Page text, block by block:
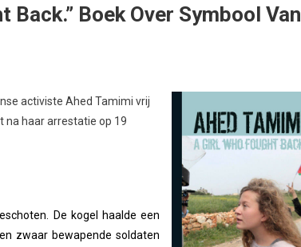
Back.” Boek Over Symbool Van
activiste Ahed Tamimi vrij
na haar arrestatie op 19
De kogel haalde een
zwaar bewapende soldaten